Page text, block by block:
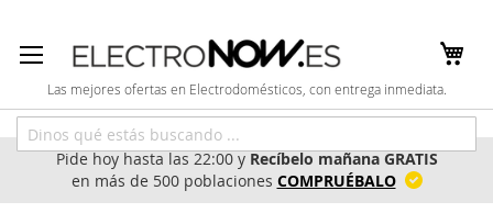
al
contenido
Las mejores ofertas en Electrodomésticos, con entrega inmediata.
Pide hoy hasta las 22:00 yRecíbelo mañana GRATIS
en más de 500 poblaciones COMPRUÉBALO